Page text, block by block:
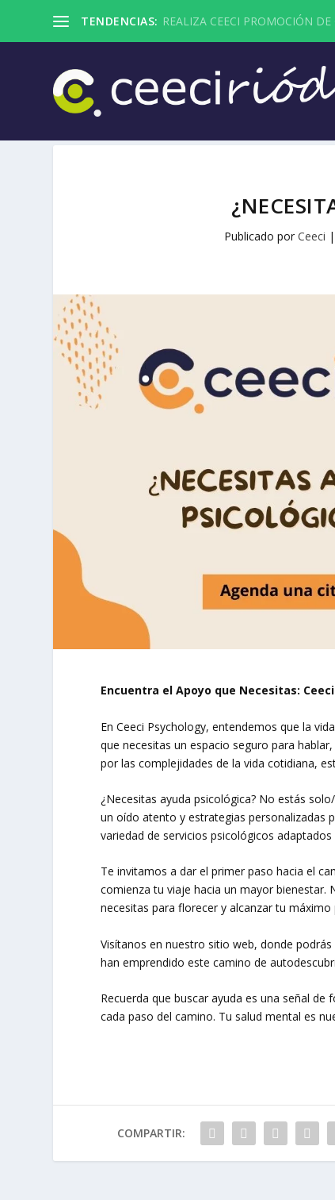
TENDENCIAS: REALIZA CEECI PROMOCIÓN
Publicado por Ceeci |
Encuentra el Apoyo que Necesitas:
En Ceeci Psychology, entendemos que la
que necesitas un espacio seguro para
por las complejidades de la vida cotidiana,
¿Necesitas ayuda psicológica? No estás
un oído atento y estrategias personalizadas
variedad de servicios psicológicos
Te invitamos a dar el primer paso hacia el
comienza tu viaje hacia un mayor
necesitas para florecer y alcanzar tu máximo
Visítanos en nuestro sitio web, donde
han emprendido este camino de
Recuerda que buscar ayuda es una señal
cada paso del camino. Tu salud mental es
COMPARTIR: